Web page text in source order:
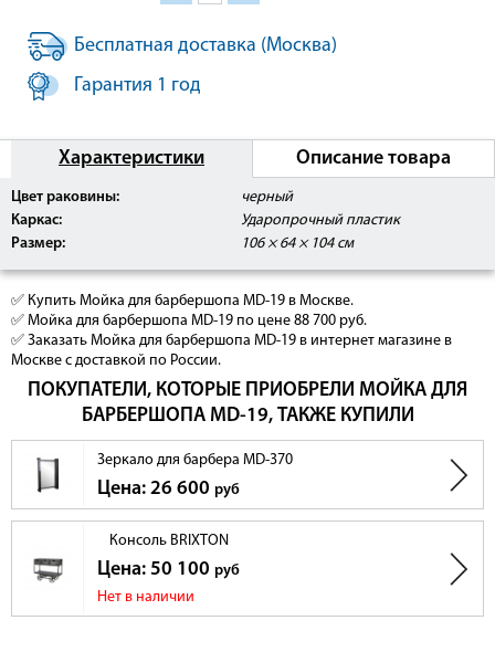
Бесплатная доставка (Москва)
Гарантия 1 год
Характеристики Описание товара
Цвет раковины:
черный
Каркас:
Ударопрочный пластик
Размер:
106 × 64 × 104 см
✅ Купить Мойка для барбершопа MD-19 в Москве.
✅ Мойка для барбершопа MD-19 по цене 88 700 руб.
✅ Заказать Мойка для барбершопа MD-19 в интернет магазине в
Москве с доставкой по России.
ПОКУПАТЕЛИ, КОТОРЫЕ ПРИОБРЕЛИ МОЙКА ДЛЯ
БАРБЕРШОПА MD-19, ТАКЖЕ КУПИЛИ
Зеркало для барбера MD-370
Цена: 26 600 руб
Консоль BRIXTON
Цена: 50 100 руб
Нет в наличии